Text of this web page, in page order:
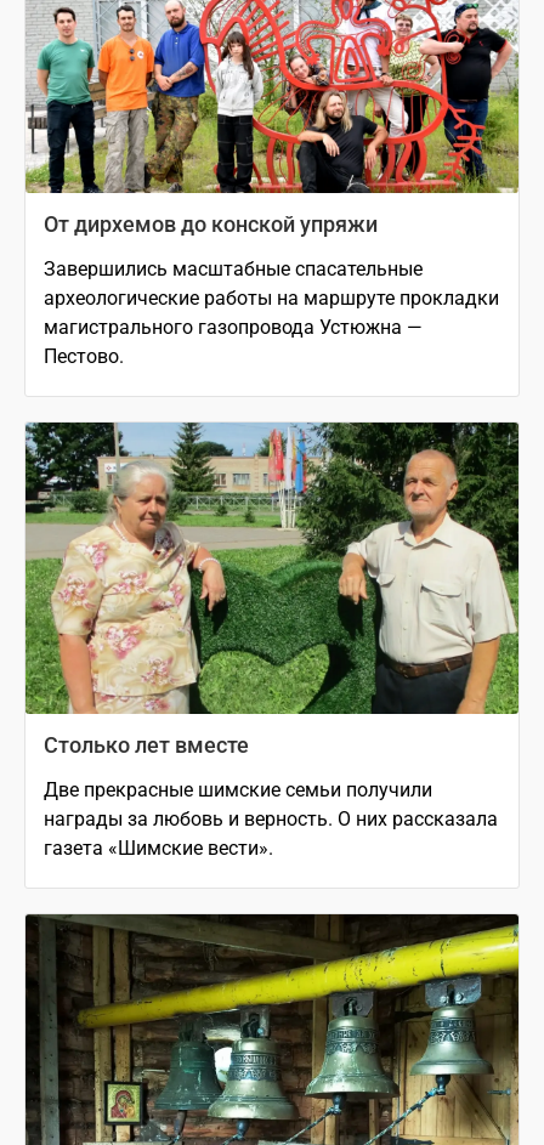
От дирхемов до конской упряжи
Завершились масштабные спасательные
археологические работы на маршруте прокладки
магистрального газопровода Устюжна —
Пестово.
Столько лет вместе
Две прекрасные шимские семьи получили
награды за любовь и верность. О них рассказала
газета «Шимские вести».